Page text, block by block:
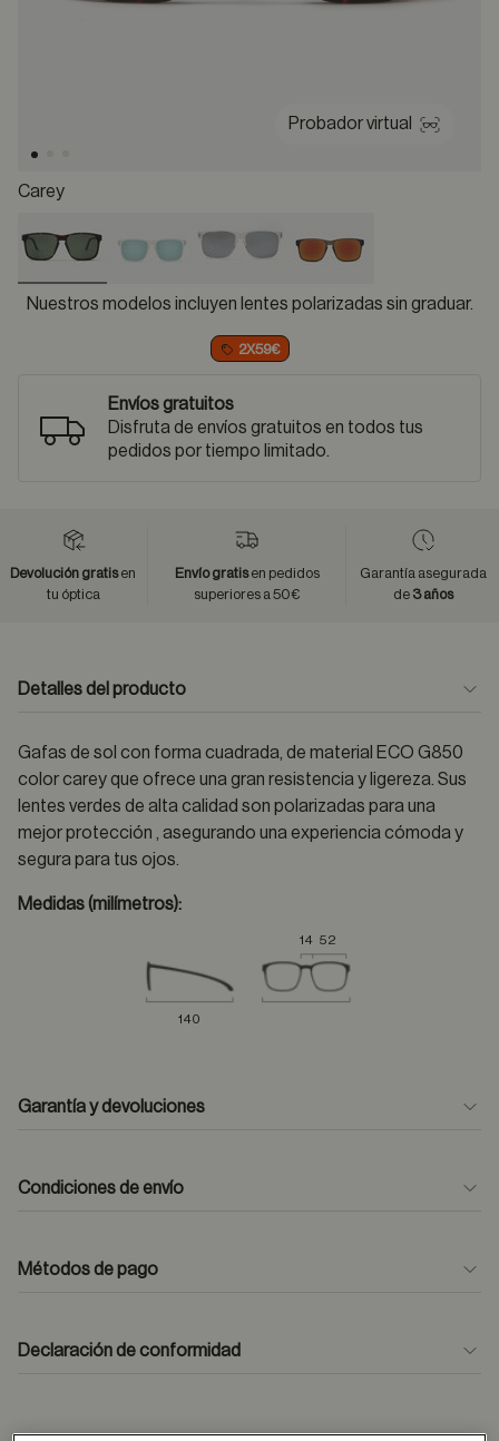
Probador virtual
Carey
selected
Nuestros modelos incluyen lentes polarizadas sin graduar.
2X59€
Envíos gratuitos
Disfruta de envíos gratuitos en todos tus
pedidos por tiempo limitado.
Devolución gratisen
tu óptica
Envío gratisen pedidos
superiores a 50€
Garantía asegurada
de 3 años
Detalles del producto
Gafas de sol con forma cuadrada, de material ECO G850
color carey que ofrece una gran resistencia y ligereza. Sus
lentes verdes de alta calidad son polarizadas para una
mejor protección , asegurando una experiencia cómoda y
segura para tus ojos.
Medidas (milímetros):
14 52
140
Garantía y devoluciones
Condiciones de envío
Métodos de pago
Declaración de conformidad